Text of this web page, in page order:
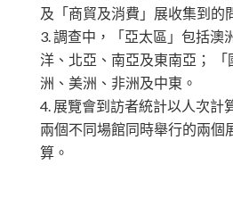
及「商貿及消費」展收集到的
調查中，「亞太區」包括澳
洋、北亞、南亞及東南亞；
洲、美洲、非洲及中東。
展覽會到訪者統計以人次計
兩個不同場館同時舉行的兩個
算。